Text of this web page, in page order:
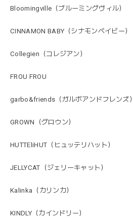
Bloomingville（ブルーミングヴィル）
CINNAMON BABY（シナモンベイビー）
Collegien（コレジアン）
FROU FROU
garbo&friends（ガルボアンドフレンズ）
GROWN（グロウン）
HUTTEliHUT（ヒュッテリハット）
JELLYCAT（ジェリーキャット）
Kalinka（カリンカ）
KINDLY（カインドリー）